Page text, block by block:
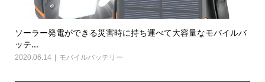
ソーラー発電ができる災害時に持ち運べて大容量なモバイルバ
ッテ...
2020.06.14 モバイルバッテリー